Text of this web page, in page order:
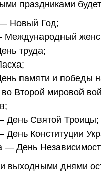
праздниками
Новый Год;
Международный
труда;
памяти и победы
Второй мировой
День Святой Троицы;
Конституции
— День
выходными днями